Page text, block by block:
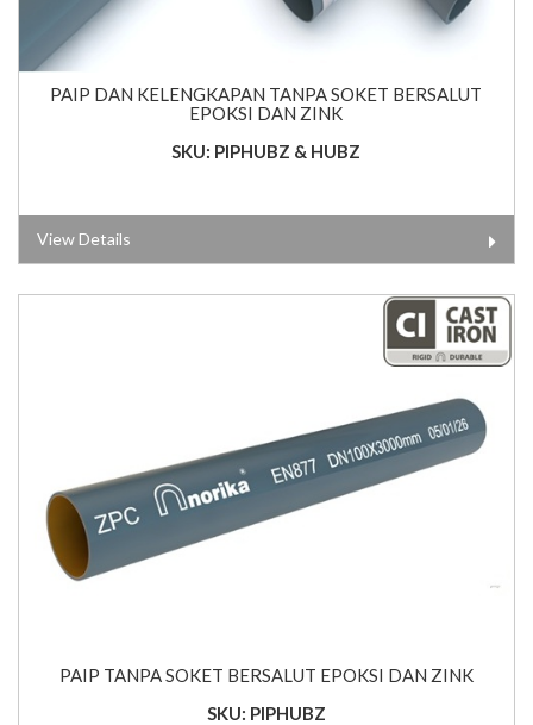
PAIP DAN KELENGKAPAN TANPA SOKET BERSALUT
EPOKSI DAN ZINK
SKU: PIPHUBZ & HUBZ
View Details
PAIP TANPA SOKET BERSALUT EPOKSI DAN ZINK
SKU: PIPHUBZ